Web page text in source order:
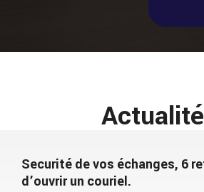
Securité de vos échanges, 6
d’ouvrir un couriel.